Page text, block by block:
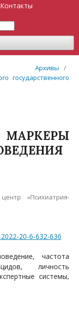
Контакты
Архивы
/
государственного
МАРКЕРЫ
«Психиатрия-
20-6-632-636
частота
личность
системы,